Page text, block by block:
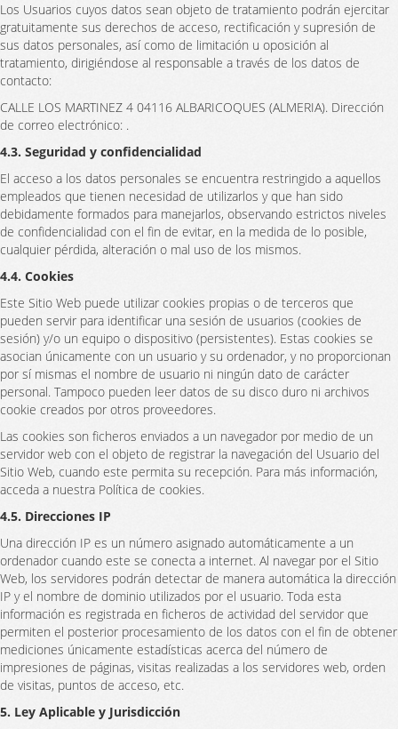
Los Usuarios cuyos datos sean objeto de tratamiento podrán ejercitar
gratuitamente sus derechos de acceso, rectificación y supresión de
sus datos personales, así como de limitación u oposición al
tratamiento, dirigiéndose al responsable a través de los datos de
contacto:
CALLE LOS MARTINEZ 4 04116 ALBARICOQUES (ALMERIA). Dirección
de correo electrónico: .
4.3. Seguridad y confidencialidad
El acceso a los datos personales se encuentra restringido a aquellos
empleados que tienen necesidad de utilizarlos y que han sido
debidamente formados para manejarlos, observando estrictos niveles
de confidencialidad con el fin de evitar, en la medida de lo posible,
cualquier pérdida, alteración o mal uso de los mismos.
4.4. Cookies
Este Sitio Web puede utilizar cookies propias o de terceros que
pueden servir para identificar una sesión de usuarios (cookies de
sesión) y/o un equipo o dispositivo (persistentes). Estas cookies se
asocian únicamente con un usuario y su ordenador, y no proporcionan
por sí mismas el nombre de usuario ni ningún dato de carácter
personal. Tampoco pueden leer datos de su disco duro ni archivos
cookie creados por otros proveedores.
Las cookies son ficheros enviados a un navegador por medio de un
servidor web con el objeto de registrar la navegación del Usuario del
Sitio Web, cuando este permita su recepción. Para más información,
acceda a nuestra Política de cookies.
4.5. Direcciones IP
Una dirección IP es un número asignado automáticamente a un
ordenador cuando este se conecta a internet. Al navegar por el Sitio
Web, los servidores podrán detectar de manera automática la dirección
IP y el nombre de dominio utilizados por el usuario. Toda esta
información es registrada en ficheros de actividad del servidor que
permiten el posterior procesamiento de los datos con el fin de obtener
mediciones únicamente estadísticas acerca del número de
impresiones de páginas, visitas realizadas a los servidores web, orden
de visitas, puntos de acceso, etc.
5. Ley Aplicable y Jurisdicción